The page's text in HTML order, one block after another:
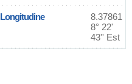
Longitudine
8.37861
8° 22'
43'' Est